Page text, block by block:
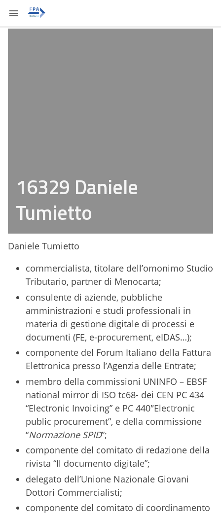
16329 Daniele
Tumietto
Daniele Tumietto
commercialista, titolare dell’omonimo Studio
Tributario, partner di Menocarta;
consulente di aziende, pubbliche
amministrazioni e studi professionali in
materia di gestione digitale di processi e
documenti (FE, e-procurement, eIDAS…);
componente del Forum Italiano della Fattura
Elettronica presso l’Agenzia delle Entrate;
membro della commissioni UNINFO – EBSF
national mirror di ISO tc68- dei CEN PC 434
“Electronic Invoicing” e PC 440″Electronic
public procurement”, e della commissione
“Normazione SPID”;
componente del comitato di redazione della
rivista “Il documento digitale”;
delegato dell’Unione Nazionale Giovani
Dottori Commercialisti;
componente del comitato di coordinamento